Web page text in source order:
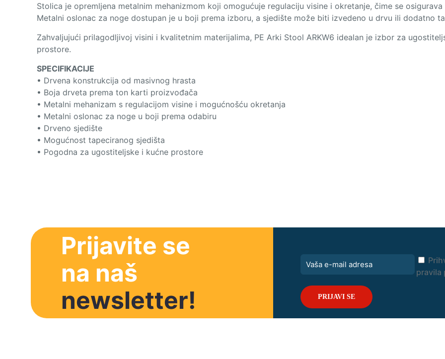
Stolica je opremljena metalnim mehanizmom koji omogućuje regulaciju visine i okretanje, čime se
Metalni oslonac za noge dostupan je u boji prema izboru, a sjedište može biti izvedeno u drvu ili dodatno
Zahvaljujući prilagodljivoj visini i kvalitetnim materijalima, PE Arki Stool ARKW6 idealan je izbor za
prostore.
SPECIFIKACIJE
• Drvena konstrukcija od masivnog hrasta
• Boja drveta prema ton karti proizvođača
• Metalni mehanizam s regulacijom visine i mogućnošću okretanja
• Metalni oslonac za noge u boji prema odabiru
• Drveno sjedište
• Mogućnost tapeciranog sjedišta
• Pogodna za ugostiteljske i kućne prostore
Prijavite se
na naš
newsletter!
pravila